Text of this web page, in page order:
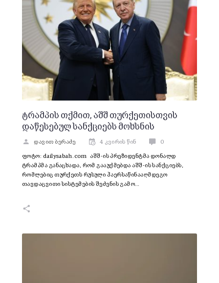
ტრამპის თქმით, აშშ თურქეთისთვის
დაწესებულ სანქციებს მოხსნის
დავით ბერაძე 4 კვირის წინ 0
ფოტო: dailysabah.com აშშ-ის პრეზიდენტმა დონალდ
ტრამპმა განაცხადა, რომ გააუქმებდა აშშ-ის სანქციებს,
რომლებიც თურქეთს რუსული ჰაერსაწინააღმდეგო
თავდაცვითი სისტემების შეძენის გამო…